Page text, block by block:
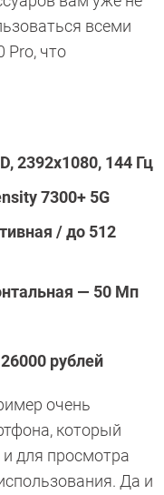
всеми
Pro, что
2392x1080, 144 Гц
7300+ 5G
/ до 512
— 50 Мп
рублей
очень
который
и для просмотра
Да и